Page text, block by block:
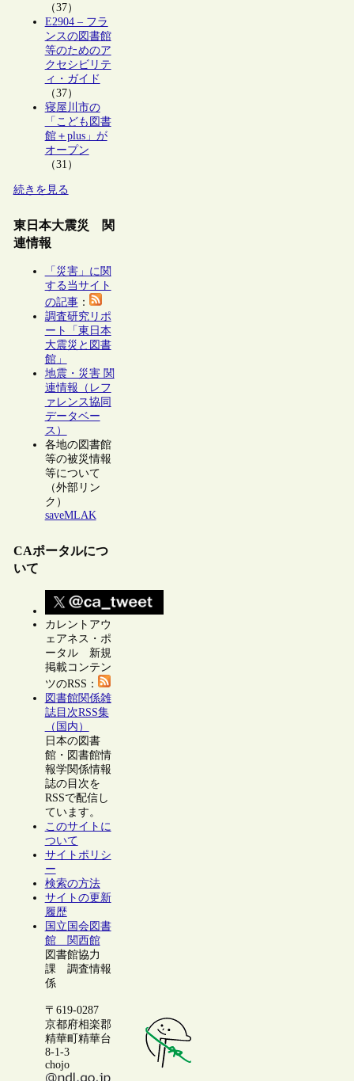
（37）
E2904 – フラ
ンスの図書館
等のためのア
クセシビリテ
ィ・ガイド
（37）
寝屋川市の
「こども図書
館＋plus」が
オープン
（31）
続きを見る
東日本大震災 関
連情報
「災害」に関
する当サイト
の記事：
調査研究リポ
ート「東日本
大震災と図書
館」
地震・災害 関
連情報（レフ
ァレンス協同
データベー
ス）
各地の図書館
等の被災情報
等について
（外部リン
ク）
saveMLAK
CAポータルにつ
いて
カレントアウ
ェアネス・ポ
ータル 新規
掲載コンテン
ツのRSS：
図書館関係雑
誌目次RSS集
（国内）
日本の図書
館・図書館情
報学関係情報
誌の目次を
RSSで配信し
ています。
このサイトに
ついて
サイトポリシ
ー
検索の方法
サイトの更新
履歴
国立国会図書
館 関西館
図書館協力
課 調査情報
係
〒619-0287
京都府相楽郡
精華町精華台
8-1-3
chojo